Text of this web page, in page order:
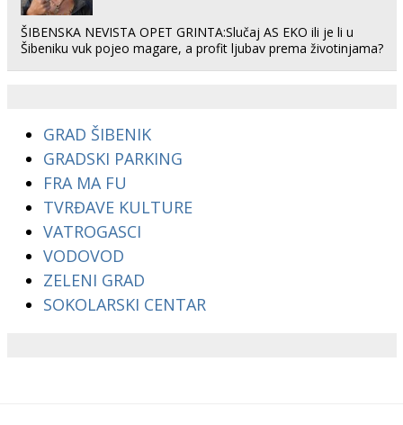
ŠIBENSKA NEVISTA OPET GRINTA:Slučaj AS EKO ili je li u
Šibeniku vuk pojeo magare, a profit ljubav prema životinjama?
GRAD ŠIBENIK
GRADSKI PARKING
FRA MA FU
TVRĐAVE KULTURE
VATROGASCI
VODOVOD
ZELENI GRAD
SOKOLARSKI CENTAR